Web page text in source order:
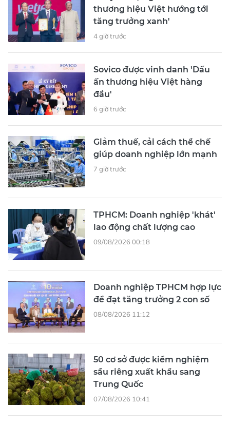
thương hiệu Việt hướng tới
tăng trưởng xanh'
4 giờ trước
Sovico được vinh danh 'Dấu
ấn thương hiệu Việt hàng
đầu'
6 giờ trước
Giảm thuế, cải cách thể chế
giúp doanh nghiệp lớn mạnh
7 giờ trước
TPHCM: Doanh nghiệp 'khát'
lao động chất lượng cao
09/08/2026 00:18
Doanh nghiệp TPHCM hợp lực
để đạt tăng trưởng 2 con số
08/08/2026 11:12
50 cơ sở được kiểm nghiệm
sầu riêng xuất khẩu sang
Trung Quốc
07/08/2026 10:41